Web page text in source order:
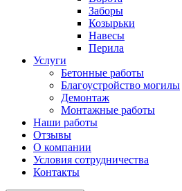
Заборы
Козырьки
Навесы
Перила
Услуги
Бетонные работы
Благоустройство могилы
Демонтаж
Монтажные работы
Наши работы
Отзывы
О компании
Условия сотрудничества
Контакты